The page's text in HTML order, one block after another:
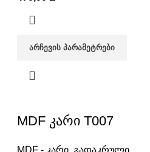
ᲐᲠᲩᲔᲕᲘᲡ ᲞᲐᲠᲐᲛᲔᲢᲠᲔᲑᲘ
MDF კარი T007
MDF - კარი, გადაკრული